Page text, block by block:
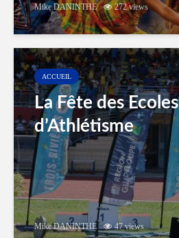
Mike DANINTHE 272 views
ACCUEIL
La Fête des Ecoles
d’Athlétisme
Mike DANINTHE 47 views